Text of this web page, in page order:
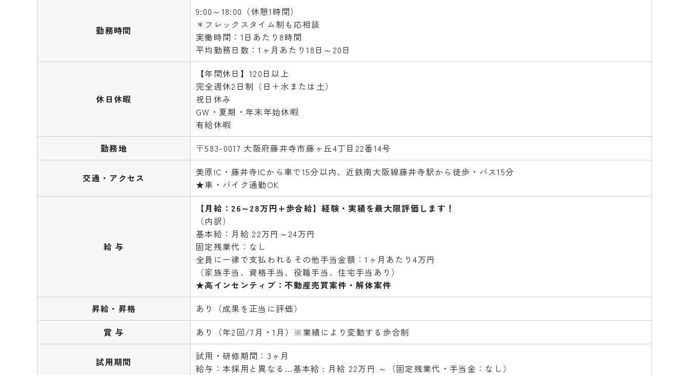
勤務時間
9:00～18:00（休憩1時間）
＊フレックスタイム制も応相談
実働時間：1日あたり8時間
平均勤務日数：1ヶ月あたり18日～20日
休日休暇
【年間休日】120日以上
完全週休2日制（日＋水または土）
祝日休み
GW・夏期・年末年始休暇
有給休暇
勤務地
〒583-0017 大阪府藤井寺市藤ヶ丘4丁目22番14号
交通・アクセス
美原IC・藤井寺ICから車で15分以内、近鉄南大阪線藤井寺駅から徒歩・バス15分
★車・バイク通勤OK
給 与
【月給：26～28万円+歩合給】経験・実績を最大限評価します！
（内訳）
基本給：月給 22万円～24万円
固定残業代：なし
全員に一律で支払われるその他手当金額：1ヶ月あたり4万円
（家族手当、資格手当、役職手当、住宅手当あり）
★高インセンティブ：不動産売買案件・解体案件
昇給・昇格
あり（成果を正当に評価）
賞 与
あり（年2回/7月・1月）※業績により変動する歩合制
試用期間
試用・研修期間：3ヶ月
給与：本採用と異なる…基本給 : 月給 22万円 ～（固定残業代・手当金：なし）